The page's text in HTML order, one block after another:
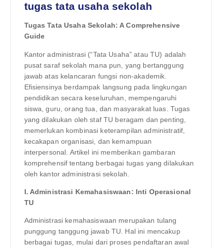
tugas tata usaha sekolah
Tugas Tata Usaha Sekolah: A Comprehensive
Guide
Kantor administrasi (“Tata Usaha” atau TU) adalah
pusat saraf sekolah mana pun, yang bertanggung
jawab atas kelancaran fungsi non-akademik.
Efisiensinya berdampak langsung pada lingkungan
pendidikan secara keseluruhan, mempengaruhi
siswa, guru, orang tua, dan masyarakat luas. Tugas
yang dilakukan oleh staf TU beragam dan penting,
memerlukan kombinasi keterampilan administratif,
kecakapan organisasi, dan kemampuan
interpersonal. Artikel ini memberikan gambaran
komprehensif tentang berbagai tugas yang dilakukan
oleh kantor administrasi sekolah.
I. Administrasi Kemahasiswaan: Inti Operasional
TU
Administrasi kemahasiswaan merupakan tulang
punggung tanggung jawab TU. Hal ini mencakup
berbagai tugas, mulai dari proses pendaftaran awal